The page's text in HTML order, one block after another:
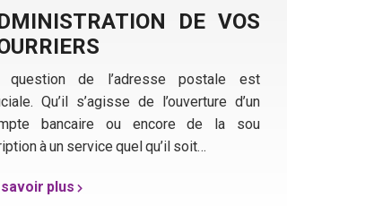
DE VOS
question de l’adresse postale est
Qu’il s’agisse de l’ouverture d’un
bancaire ou encore de la sou​
à un service quel qu’il soit…
savoir plus